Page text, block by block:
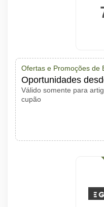
Ofertas e Promoções de
Oportunidades
Válido somente para
cupão